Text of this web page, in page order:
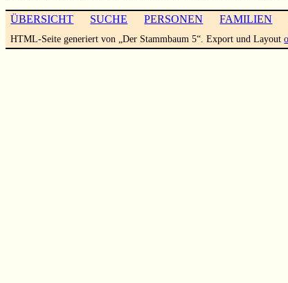
ÜBERSICHT SUCHE PERSONEN FAMILIEN
HTML-Seite generiert von „Der Stammbaum 5“. Export und Layout